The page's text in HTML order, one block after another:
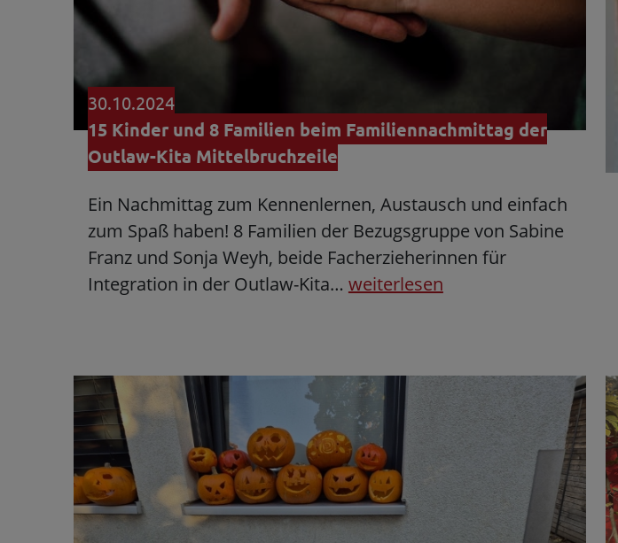
30.10.2024
15 Kinder und 8 Familien beim Familiennachmittag der
Outlaw-Kita Mittelbruchzeile
Ein Nachmittag zum Kennenlernen, Austausch und einfach
zum Spaß haben! 8 Familien der Bezugsgruppe von Sabine
Franz und Sonja Weyh, beide Facherzieherinnen für
Integration in der Outlaw-Kita… weiterlesen